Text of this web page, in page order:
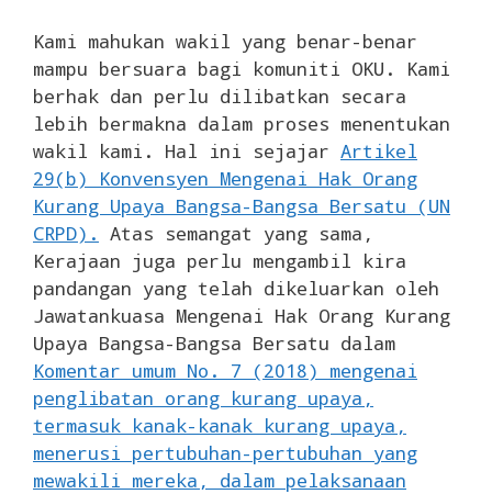
Kami mahukan wakil yang benar-benar
mampu bersuara bagi komuniti OKU. Kami
berhak dan perlu dilibatkan secara
lebih bermakna dalam proses menentukan
wakil kami. Hal ini sejajar Artikel
29(b) Konvensyen Mengenai Hak Orang
Kurang Upaya Bangsa-Bangsa Bersatu (UN
CRPD). Atas semangat yang sama,
Kerajaan juga perlu mengambil kira
pandangan yang telah dikeluarkan oleh
Jawatankuasa Mengenai Hak Orang Kurang
Upaya Bangsa-Bangsa Bersatu dalam
Komentar umum No. 7 (2018) mengenai
penglibatan orang kurang upaya,
termasuk kanak-kanak kurang upaya,
menerusi pertubuhan-pertubuhan yang
mewakili mereka, dalam pelaksanaan